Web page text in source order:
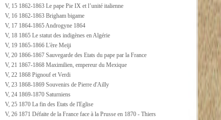
V, 15 1862-1863 Le pape Pie IX et l’unité italienne
V, 16 1862-1863 Brigham bigame
V, 17 1864-1865 Androgyne 1864
V, 18 1865 Le statut des indigènes en Algérie
V, 19 1865-1866 L'ère Meiji
V, 20 1866-1867 Sauvegarde des Etats du pape par la France
V, 21 1867-1868 Maximilien, empereur du Mexique
V, 22 1868 Pignouf et Verdi
V, 23 1868-1869 Souvenirs de Pierre d'Ailly
V, 24 1869-1870 Saturniens
V, 25 1870 La fin des Etats de l'Eglise
V, 26 1871 Défaite de la France face à la Prusse en 1870 - Thiers